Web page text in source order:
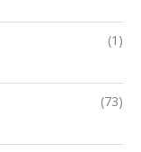
(1)
(73)